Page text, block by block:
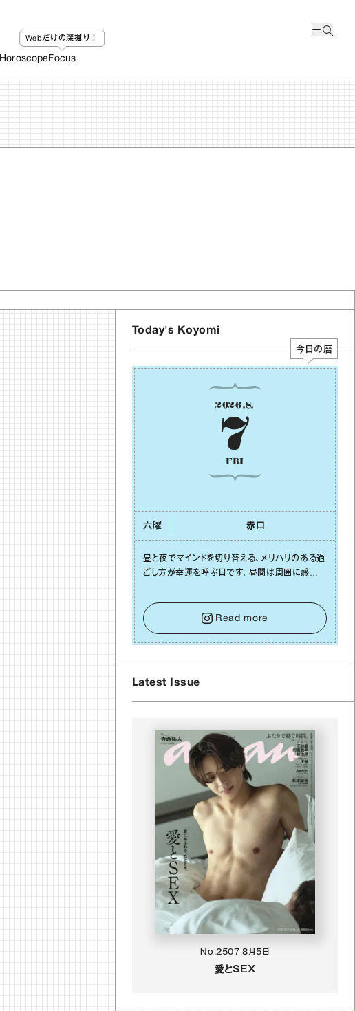
Horoscope
Webだけの深掘り！
Focus
Today's Koyomi
今日の暦
2026.8.
7
FRI
六曜 ⾚⼝
昼と夜でマインドを切り替える、メリハリのある過
ごし⽅が幸運を呼ぶ⽇です。昼間は周囲に惑わさ
をキープして。そして夜は、疲れや寂しさから⽢
い⾔葉に流されないよう、⼼にしっかりブレーキ
をかけること。この意識の切り替えが、あなたに
確かな安⼼感をもたらすはずです。
Read more
Latest Issue
No.2507 8月5日
愛とSEX